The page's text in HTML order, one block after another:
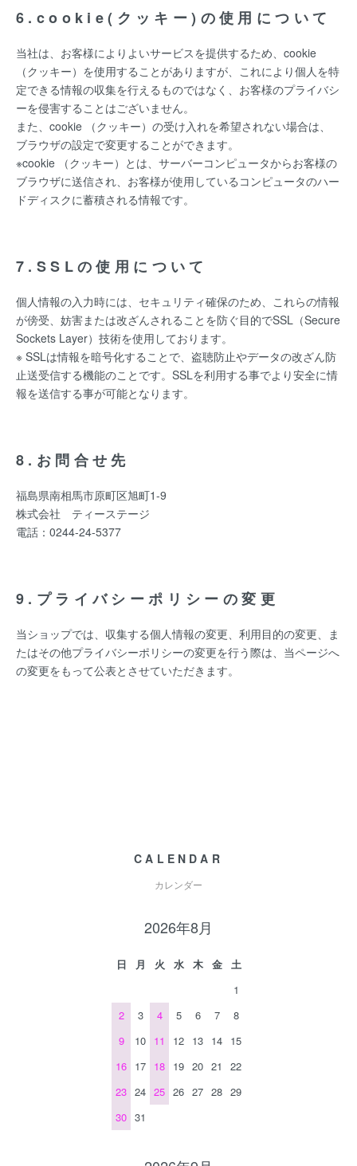
6.cookie(クッキー)の使用について
当社は、お客様によりよいサービスを提供するため、cookie
（クッキー）を使用することがありますが、これにより個人を特
定できる情報の収集を行えるものではなく、お客様のプライバシ
ーを侵害することはございません。
また、cookie （クッキー）の受け入れを希望されない場合は、
ブラウザの設定で変更することができます。
※cookie （クッキー）とは、サーバーコンピュータからお客様の
ブラウザに送信され、お客様が使用しているコンピュータのハー
ドディスクに蓄積される情報です。
7.SSLの使用について
個人情報の入力時には、セキュリティ確保のため、これらの情報
が傍受、妨害または改ざんされることを防ぐ目的でSSL（Secure
Sockets Layer）技術を使用しております。
※ SSLは情報を暗号化することで、盗聴防止やデータの改ざん防
止送受信する機能のことです。SSLを利用する事でより安全に情
報を送信する事が可能となります。
8.お問合せ先
福島県南相馬市原町区旭町1-9
株式会社 ティーステージ
電話：0244-24-5377
9.プライバシーポリシーの変更
当ショップでは、収集する個人情報の変更、利用目的の変更、ま
たはその他プライバシーポリシーの変更を行う際は、当ページへ
の変更をもって公表とさせていただきます。
CALENDAR
カレンダー
2026年8月
日 月 火 水 木 金
土
1
2
3 4 5 6 7
8
9
10 11 12 13 14 15
16 17 18 19 20 21
22
23 24 25 26 27 28 29
30 31